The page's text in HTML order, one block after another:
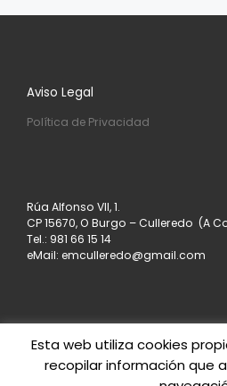
Aviso Legal
Política de Privacidad
Rúa Alfonso VII, 1.
CP 15670, O Burgo – Culleredo (A
Tel.: 981 66 15 14
eMail: emculleredo@gmail.com
© 2026Asociación de
Esta web utiliza cookies
recopilar información que